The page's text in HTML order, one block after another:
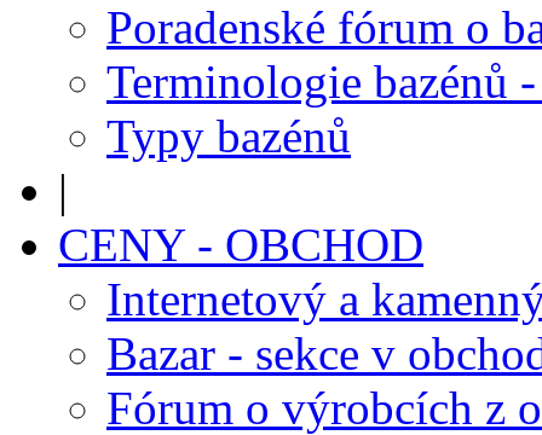
Poradenské fórum o
Terminologie bazénů
Typy bazénů
|
CENY - OBCHOD
Internetový a
Bazar - sekce v
Fórum o výrobcích z